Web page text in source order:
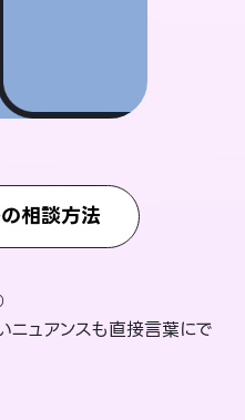
相談方法
ニュアンスも直接言葉にで